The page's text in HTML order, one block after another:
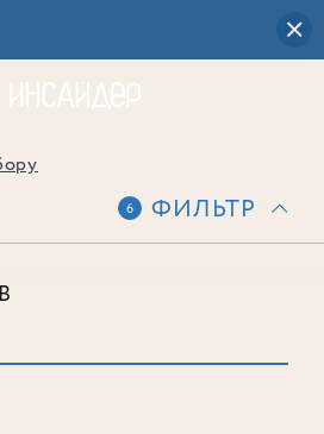
6 ФИЛЬТР
ни одного лота